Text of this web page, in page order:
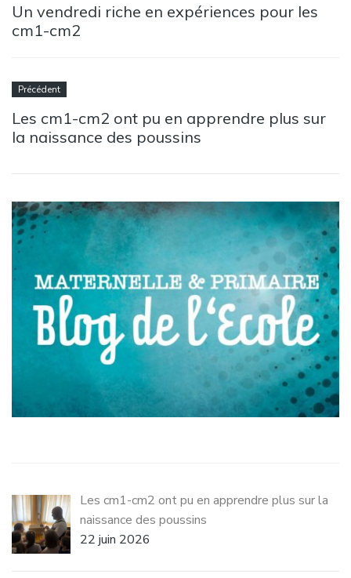
Un vendredi riche en expériences pour les
cm1-cm2
Précédent
Les cm1-cm2 ont pu en apprendre plus sur
la naissance des poussins
Les cm1-cm2 ont pu en apprendre plus sur la
naissance des poussins
22 juin 2026